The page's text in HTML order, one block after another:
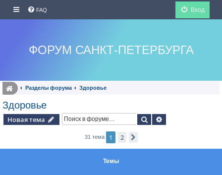
FAQ Вход
ФОРУМ САНКТ-ПЕТЕРБУРГА
Разделы форума Здоровье
Здоровье
Новая тема Поиск
31 тема 1 2
Темы